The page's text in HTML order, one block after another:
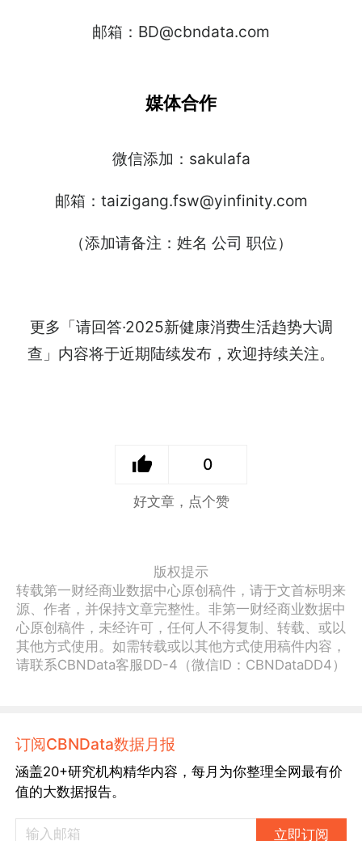
邮箱：BD@cbndata.com
媒体合作
微信添加：sakulafa
邮箱：taizigang.fsw@yinfinity.com
（添加请备注：姓名 公司 职位）
更多「请回答·2025新健康消费生活趋势大调
查」内容将于近期陆续发布，欢迎持续关注。
0
好文章，点个赞
版权提示
转载第一财经商业数据中心原创稿件，请于文首标明来
源、作者，并保持文章完整性。非第一财经商业数据中
心原创稿件，未经许可，任何人不得复制、转载、或以
其他方式使用。如需转载或以其他方式使用稿件内容，
请联系CBNData客服DD-4（微信ID：CBNDataDD4）
订阅CBNData数据月报
涵盖20+研究机构精华内容，每月为你整理全网最有价
值的大数据报告。
立即订阅